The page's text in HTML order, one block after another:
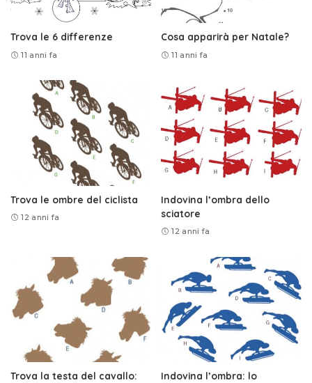
Trova le 6 differenze
11 anni fa
Cosa apparirà per Natale?
11 anni fa
Trova le ombre del ciclista
12 anni fa
Indovina l’ombra dello
sciatore
12 anni fa
Trova la testa del cavallo:
Indovina l’ombra: lo